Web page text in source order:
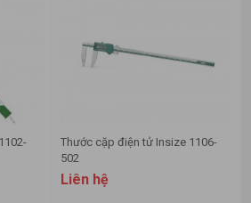
Thước cặp điện tử Insize 1106-
502
Liên hệ